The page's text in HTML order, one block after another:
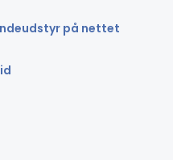
givet sig selv et klart
mange af
også kan samle flere
det nemmere at bevare
mere effektivt.
på nettet